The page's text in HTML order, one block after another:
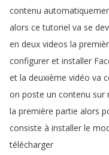
contenu
alors ce tutoriel va se
en deux videos la
configurer et installer
et la deuxième vidéo va
on poste un contenu sur
la première partie alors
consiste à installer le
télécharger